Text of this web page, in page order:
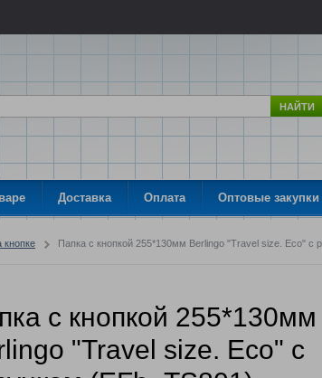
НАЙТИ
Доставка Оплата Оптовые закупки
кнопке Папка с кнопкой 255*130мм Berlingo "Travel size. Eco" с
с кнопкой 255*130мм
"Travel size. Eco" с